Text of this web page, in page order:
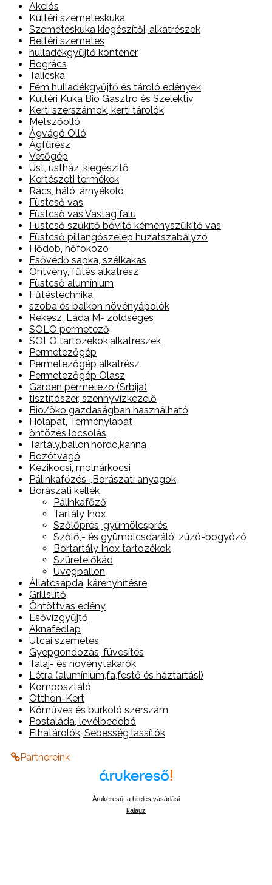
Akciós
Kültéri szemeteskuka
Szemeteskuka kiegészítői, alkatrészek
Beltéri szemetes
hulladékgyűjtő konténer
Bogrács
Talicska
Fém hulladékgyűjtő és tároló edények
Kültéri Kuka Bio Gasztro és Szelektív
Kerti szerszámok, kerti tárolók
Metszőolló
Ágvágó Olló
Ágfűrész
Vetőgép
Üst, üstház, kiegészítő
Kertészeti termékek
Rács, háló, árnyékoló
Füstcső vas
Füstcső vas Vastag falu
Füstcső szűkítő bővítő kéményszűkítő vas
Füstcső pillangószelep huzatszabályzó
Hődob, hőfokozó
Esővédő sapka, szélkakas
Öntvény, fűtés alkatrész
Füstcső alumínium
Fűtéstechnika
szoba és balkon növényápolók
Rekesz, Láda M- zöldséges
SOLO permetező
SOLO tartozékok,alkatrészek
Permetezőgép
Permetezőgép alkatrész
Permetezőgép Olasz
Garden permetező (Srbija)
tisztítószer, szennyvízkezelő
Bio/öko gazdaságban használható
Hólapát, Terménylapát
öntözés locsolás
Tartály,ballon,hordó,kanna
Bozótvágó
Kézikocsi, molnárkocsi
Pálinkafőzés-,Borászati anyagok
Borászati kellék
Pálinkafőző
Tartály Inox
Szőlőprés, gyümölcsprés
Szőlő,- és gyümölcsdaráló, zúzó-bogyózó
Bortartály Inox tartozékok
Szüretelőkád
Üvegballon
Állatcsapda, kárenyhítésre
Grillsütő
Öntöttvas edény
Esővízgyűjtő
Aknafedlap
Utcai szemetes
Gyepgondozás, füvesítés
Talaj- és növénytakarók
Létra (alumínium,fa,festő és háztartási)
Komposztáló
Otthon-Kert
Kőműves és burkoló szerszám
Postaláda, levélbedobó
Elhatárolók, Sebesség lassítók
Partnereink
Árukereső, a hiteles vásárlási
kalauz